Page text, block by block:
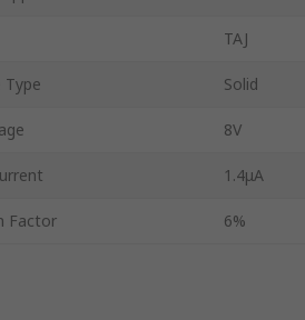
TAJ
Type Solid
8V
1.4μA
Factor 6%